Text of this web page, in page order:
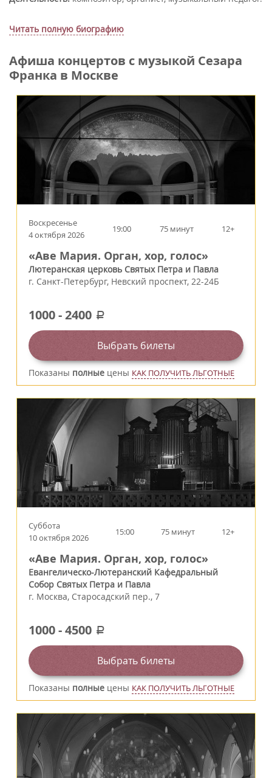
Читать полную биографию
Афиша концертов с музыкой Сезара
Франка в Москве
Воскресенье
4 октября 2026
19:00 75 минут 12+
«Аве Мария. Орган, хор, голос»
Лютеранская церковь Святых Петра и Павла
г. Санкт-Петербург, Невский проспект, 22-24Б
1000-2400 a
Выбрать билеты
Показаны полные цены КАК ПОЛУЧИТЬ ЛЬГОТНЫЕ
Суббота
10 октября 2026
15:00 75 минут 12+
«Аве Мария. Орган, хор, голос»
Евангелическо-Лютеранский Кафедральный
Собор Святых Петра и Павла
г. Москва, Старосадский пер., 7
1000-4500 a
Выбрать билеты
Показаны полные цены КАК ПОЛУЧИТЬ ЛЬГОТНЫЕ